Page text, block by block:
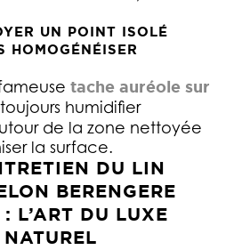
UN POINT ISOLÉ
HOMOGÉNÉISER
tache auréole sur
humidifier
de la zone nettoyée
la surface.
DU LIN
BERENGERE
: L’ART DU LUXE
NATUREL